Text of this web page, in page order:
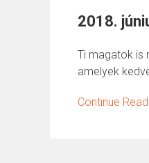
2018.
Ti magatok is
amelyek
Continue